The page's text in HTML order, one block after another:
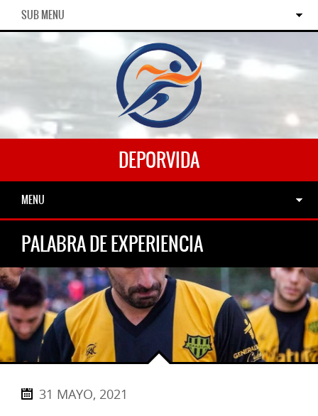
SUB MENU
DEPORVIDA
MENU
PALABRA DE EXPERIENCIA
31 MAYO, 2021